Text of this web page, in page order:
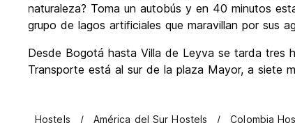
naturaleza? Toma un autobús y en 40 minutos
grupo de lagos artificiales que maravillan por sus
Desde Bogotá hasta Villa de Leyva se tarda tres
Transporte está al sur de la plaza Mayor, a siete
Hostels América del Sur Hostels Colombia